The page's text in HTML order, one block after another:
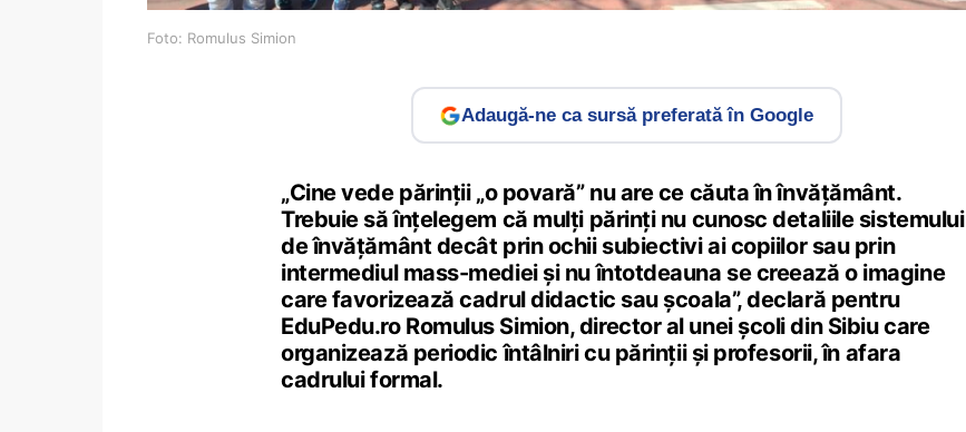
Foto: Romulus Simion
Adaugă-ne ca sursă preferată în Google
„Cine vede părinții „o povară” nu are ce căuta în învățământ.
Trebuie să înțelegem că mulți părinți nu cunosc detaliile sistemului
de învățământ decât prin ochii subiectivi ai copiilor sau prin
intermediul mass-mediei și nu întotdeauna se creează o imagine
care favorizează cadrul didactic sau școala”, declară pentru
EduPedu.ro Romulus Simion, director al unei școli din Sibiu care
organizează periodic întâlniri cu părinții și profesorii, în afara
cadrului formal.